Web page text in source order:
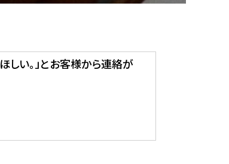
しい。」とお客様から連絡が